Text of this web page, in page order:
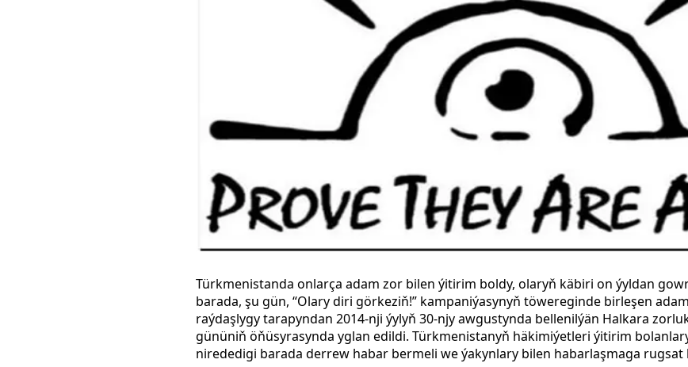
Türkmenistanda onlarça adam zor bilen ýitirim boldy, olaryň käbiri on ýyldan
barada, şu gün, “Olary diri görkeziň!” kampaniýasynyň töwereginde birleşen
raýdaşlygy tarapyndan 2014-nji ýylyň 30-njy awgustynda bellenilýän Halkara
gününiň öňüsyrasynda yglan edildi. Türkmenistanyň häkimiýetleri ýitirim
nirededigi barada derrew habar bermeli we ýakynlary bilen habarlaşmaga rugsat